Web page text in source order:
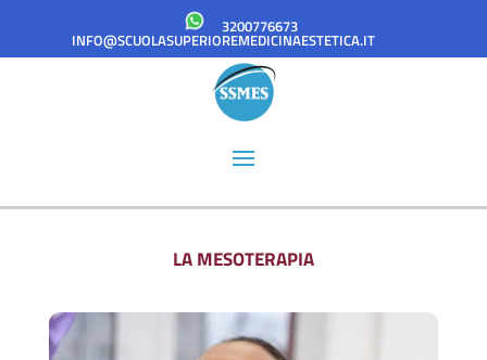
3200776673
INFO@SCUOLASUPERIOREMEDICINAESTETICA.IT
LA MESOTERAPIA